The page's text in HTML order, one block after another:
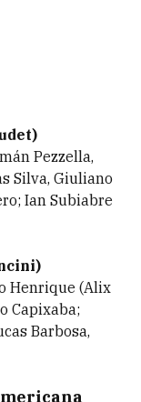
Pezzella,
Silva, Giuliano
Ian Subiabre
Henrique (Alix
Capixaba;
Barbosa,